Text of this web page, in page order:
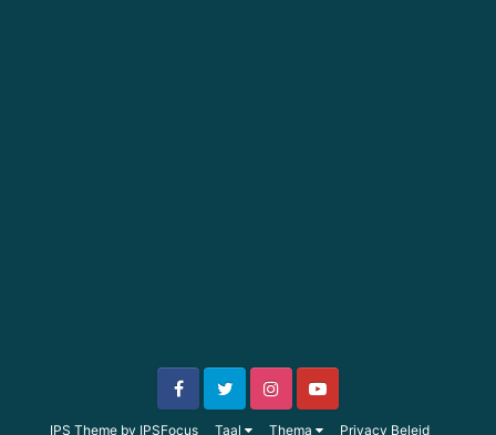
IPS Theme by IPSFocus Taal Thema Privacy Beleid